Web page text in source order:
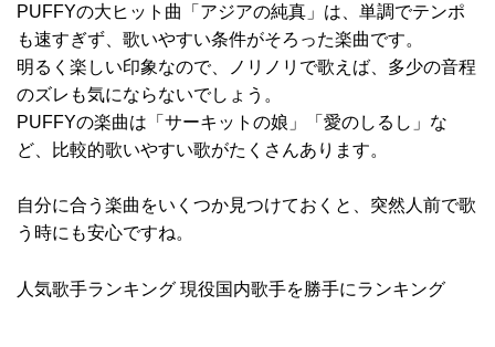
PUFFYの大ヒット曲「アジアの純真」は、単調でテンポ
も速すぎず、歌いやすい条件がそろった楽曲です。
明るく楽しい印象なので、ノリノリで歌えば、多少の音程
のズレも気にならないでしょう。
PUFFYの楽曲は「サーキットの娘」「愛のしるし」な
ど、比較的歌いやすい歌がたくさんあります。
自分に合う楽曲をいくつか見つけておくと、突然人前で歌
う時にも安心ですね。
人気歌手ランキング 現役国内歌手を勝手にランキング